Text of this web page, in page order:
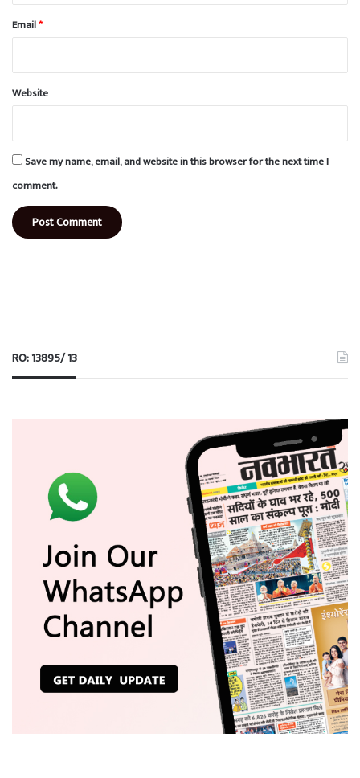
Email*
Website
Save my name, email, and website in this browser for the next time I
comment.
RO: 13895/ 13